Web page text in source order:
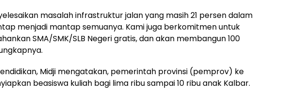
masalah infrastruktur jalan yang masih 21 persen dalam
menjadi mantap semuanya. Kami juga berkomitmen untuk
SMA/SMK/SLB Negeri gratis, dan akan membangun 100
Midji mengatakan, pemerintah provinsi (pemprov) ke
beasiswa kuliah bagi lima ribu sampai 10 ribu anak Kalbar.